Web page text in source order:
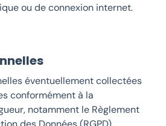
ou de connexion internet.
éventuellement collectées
conformément à la
notamment le Règlement